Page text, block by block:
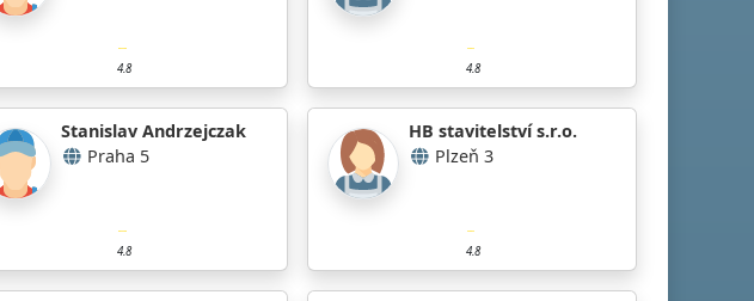
4.8 4.8
Stanislav Andrzejczak
Praha 5
4.8
HB stavitelství s.r.o.
Plzeň 3
4.8